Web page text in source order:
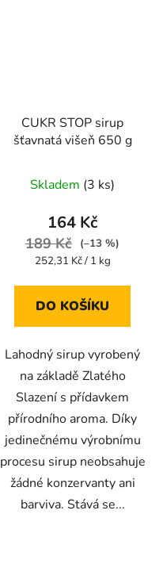
CUKR STOP sirup
šťavnatá višeň 650 g
Skladem (3 ks)
164 Kč
189 Kč
(–13 %)
Měrná
252,31 Kč / 1 kg
DO KOŠÍKU
Lahodný sirup vyrobený
na základě Zlatého
Slazení s přídavkem
přírodního aroma. Díky
jedinečnému výrobnímu
procesu sirup neobsahuje
žádné konzervanty ani
barviva. Stává se...